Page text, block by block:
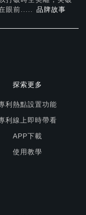
眼前..... 品牌故事
探索更多
利熱點設置功能
利線上即時帶看
APP下載
使用教學